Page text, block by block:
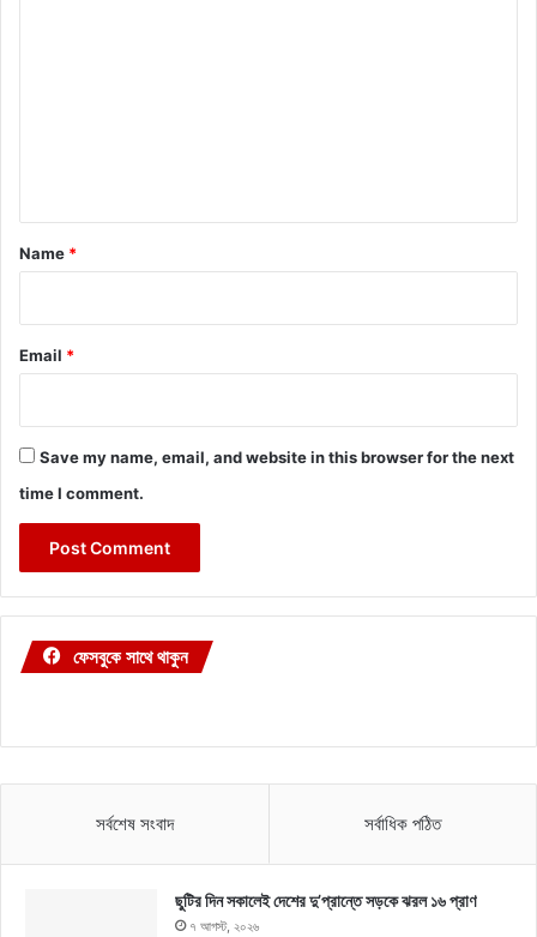
*
Name *
Email *
Save my name, email, and website in this browser for the next
time I comment.
ফেসবুকে সাথে থাকুন
সর্বশেষ সংবাদ সর্বাধিক পঠিত
ছুটির দিন সকালেই দেশের দু’প্রান্তে সড়কে ঝরল ১৬ প্রাণ
৭ আগস্ট, ২০২৬